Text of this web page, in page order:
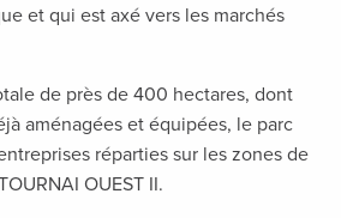
et qui est axé vers les marchés
de près de 400 hectares, dont
aménagées et équipées, le parc
réparties sur les zones de
OUEST II.